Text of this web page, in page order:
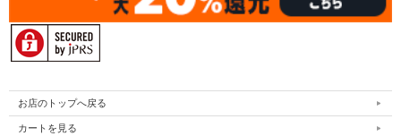
お店のトップへ戻る
カートを見る